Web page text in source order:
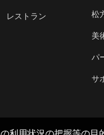
レストラン 松
美
パ
サ